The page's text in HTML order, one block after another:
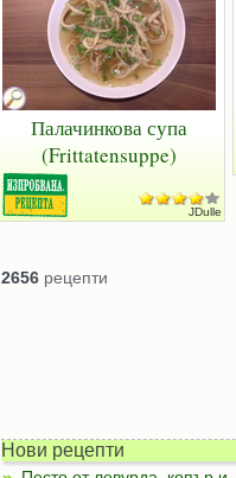
Палачинкова супа
(Frittatensuppe)
JDulle
2656 рецепти
Нови рецепти